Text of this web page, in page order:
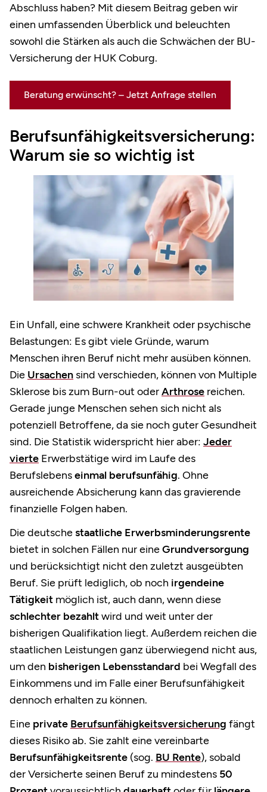
Abschluss haben? Mit diesem Beitrag geben wir
einen umfassenden Überblick und beleuchten
sowohl die Stärken als auch die Schwächen der BU-
Versicherung der HUK Coburg.
Beratung erwünscht? – Jetzt Anfrage stellen
Berufsunfähigkeitsversicherung:
Warum sie so wichtig ist
Ein Unfall, eine schwere Krankheit oder psychische
Belastungen: Es gibt viele Gründe, warum
Menschen ihren Beruf nicht mehr ausüben können.
Die Ursachen sind verschieden, können von Multiple
Sklerose bis zum Burn-out oderArthrose reichen.
Gerade junge Menschen sehen sich nicht als
potenziell Betroffene, da sie noch guter Gesundheit
sind. Die Statistik widerspricht hier aber: Jeder
vierte Erwerbstätige wird im Laufe des
Berufslebenseinmal berufsunfähig. Ohne
ausreichende Absicherung kann das gravierende
finanzielle Folgen haben.
Die deutschestaatliche Erwerbsminderungsrente
bietet in solchen Fällen nur eineGrundversorgung
und berücksichtigt nicht den zuletzt ausgeübten
Beruf. Sie prüft lediglich, ob noch irgendeine
Tätigkeit möglich ist, auch dann, wenn diese
schlechter bezahltwird und weit unter der
bisherigen Qualifikation liegt. Außerdem reichen die
staatlichen Leistungen ganz überwiegend nicht aus,
um den bisherigen Lebensstandard bei Wegfall des
Einkommens und im Falle einer Berufsunfähigkeit
dennoch erhalten zu können.
Eine private Berufsunfähigkeitsversicherung fängt
dieses Risiko ab. Sie zahlt eine vereinbarte
Berufsunfähigkeitsrente (sog. BU Rente), sobald
der Versicherte seinen Beruf zu mindestens 50